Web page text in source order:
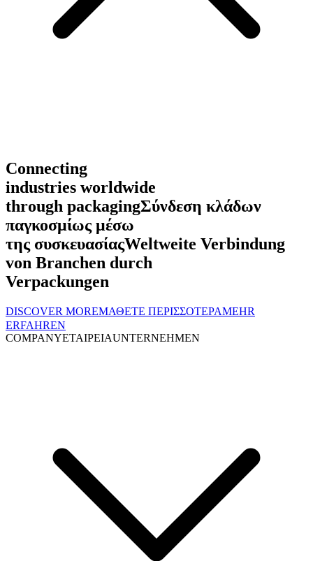
Connecting
industries worldwide
through packagingΣύνδεση κλάδων
παγκοσμίως μέσω
της συσκευασίαςWeltweite Verbindung
von Branchen durch
Verpackungen
DISCOVER MOREΜΑΘΕΤΕ ΠΕΡΙΣΣΟΤΕΡΑMEHR
ERFAHREN
COMPANYΕΤΑΙΡΕΙΑUNTERNEHMEN